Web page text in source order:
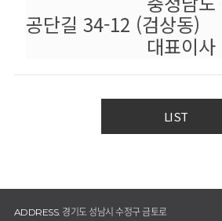
공단길 34-12 (검상동)
대표이사 박
LIST
ADDRESS. 경기도 성남시 수정구 금토로